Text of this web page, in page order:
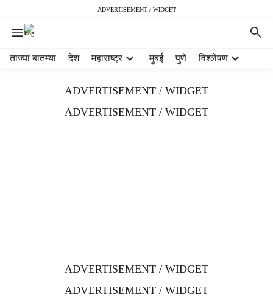
ADVERTISEMENT / WIDGET
ताज्या बातम्या देश महाराष्ट्र मुंबई पुणे विश्लेषण
ADVERTISEMENT / WIDGET
ADVERTISEMENT / WIDGET
ADVERTISEMENT / WIDGET
ADVERTISEMENT / WIDGET